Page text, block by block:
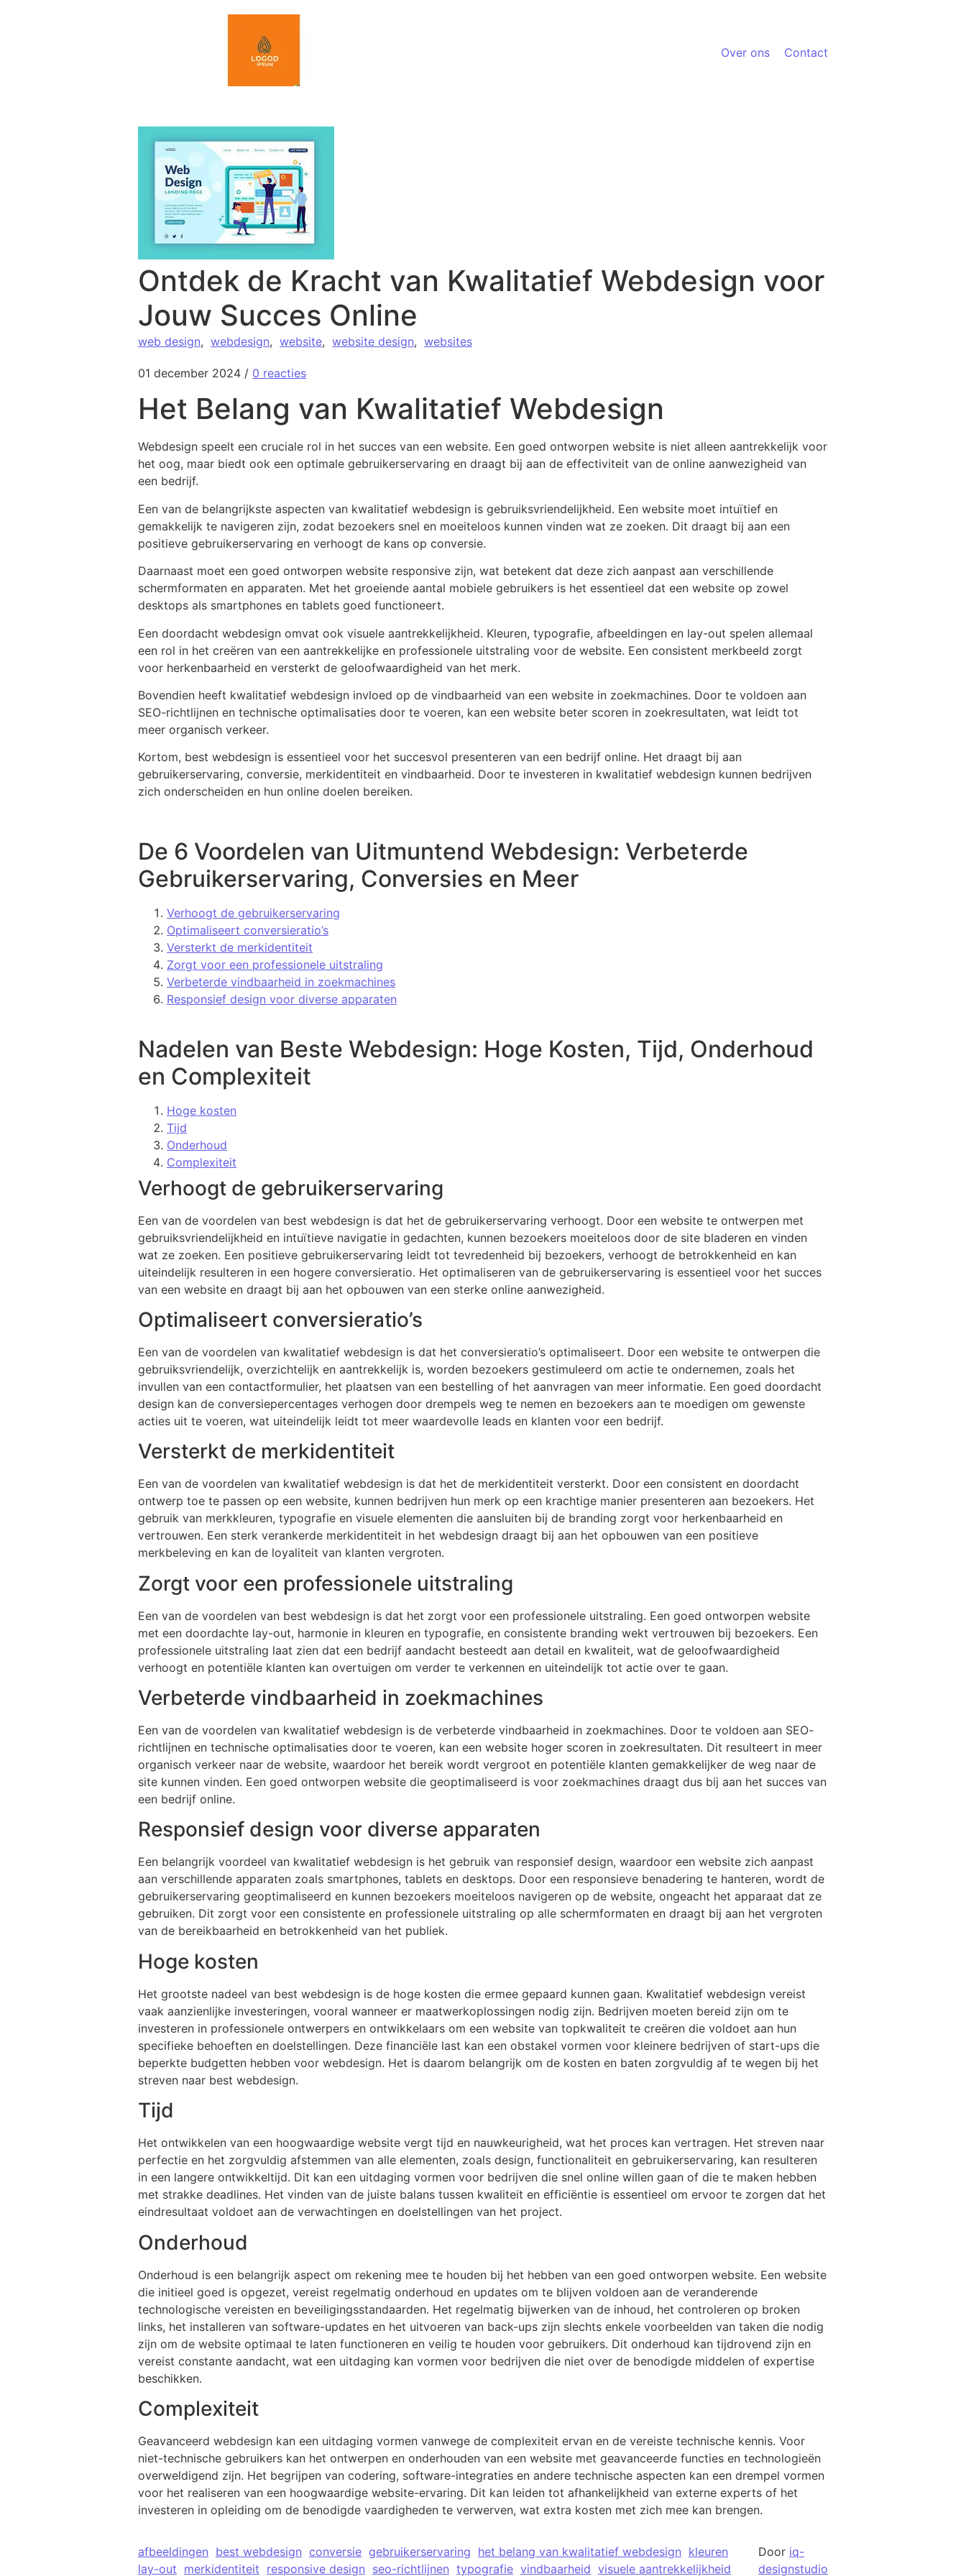
Over ons Contact
Ontdek de Kracht van Kwalitatief Webdesign voor
Jouw Succes Online
web design, webdesign, website, website design, websites
01 december 2024 / 0 reacties
Het Belang van Kwalitatief Webdesign
Webdesign speelt een cruciale rol in het succes van een website. Een goed ontworpen website is niet alleen aantrekkelijk voor
het oog, maar biedt ook een optimale gebruikerservaring en draagt bij aan de effectiviteit van de online aanwezigheid van
een bedrijf.
Een van de belangrijkste aspecten van kwalitatief webdesign is gebruiksvriendelijkheid. Een website moet intuïtief en
gemakkelijk te navigeren zijn, zodat bezoekers snel en moeiteloos kunnen vinden wat ze zoeken. Dit draagt bij aan een
positieve gebruikerservaring en verhoogt de kans op conversie.
Daarnaast moet een goed ontworpen website responsive zijn, wat betekent dat deze zich aanpast aan verschillende
schermformaten en apparaten. Met het groeiende aantal mobiele gebruikers is het essentieel dat een website op zowel
desktops als smartphones en tablets goed functioneert.
Een doordacht webdesign omvat ook visuele aantrekkelijkheid. Kleuren, typografie, afbeeldingen en lay-out spelen allemaal
een rol in het creëren van een aantrekkelijke en professionele uitstraling voor de website. Een consistent merkbeeld zorgt
voor herkenbaarheid en versterkt de geloofwaardigheid van het merk.
Bovendien heeft kwalitatief webdesign invloed op de vindbaarheid van een website in zoekmachines. Door te voldoen aan
SEO-richtlijnen en technische optimalisaties door te voeren, kan een website beter scoren in zoekresultaten, wat leidt tot
meer organisch verkeer.
Kortom, best webdesign is essentieel voor het succesvol presenteren van een bedrijf online. Het draagt bij aan
gebruikerservaring, conversie, merkidentiteit en vindbaarheid. Door te investeren in kwalitatief webdesign kunnen bedrijven
zich onderscheiden en hun online doelen bereiken.
De 6 Voordelen van Uitmuntend Webdesign: Verbeterde
Gebruikerservaring, Conversies en Meer
Verhoogt de gebruikerservaring
Optimaliseert conversieratio’s
Versterkt de merkidentiteit
Zorgt voor een professionele uitstraling
Verbeterde vindbaarheid in zoekmachines
Responsief design voor diverse apparaten
Nadelen van Beste Webdesign: Hoge Kosten, Tijd, Onderhoud
en Complexiteit
Hoge kosten
Tijd
Onderhoud
Complexiteit
Verhoogt de gebruikerservaring
Een van de voordelen van best webdesign is dat het de gebruikerservaring verhoogt. Door een website te ontwerpen met
gebruiksvriendelijkheid en intuïtieve navigatie in gedachten, kunnen bezoekers moeiteloos door de site bladeren en vinden
wat ze zoeken. Een positieve gebruikerservaring leidt tot tevredenheid bij bezoekers, verhoogt de betrokkenheid en kan
uiteindelijk resulteren in een hogere conversieratio. Het optimaliseren van de gebruikerservaring is essentieel voor het succes
van een website en draagt bij aan het opbouwen van een sterke online aanwezigheid.
Optimaliseert conversieratio’s
Een van de voordelen van kwalitatief webdesign is dat het conversieratio’s optimaliseert. Door een website te ontwerpen die
gebruiksvriendelijk, overzichtelijk en aantrekkelijk is, worden bezoekers gestimuleerd om actie te ondernemen, zoals het
invullen van een contactformulier, het plaatsen van een bestelling of het aanvragen van meer informatie. Een goed doordacht
design kan de conversiepercentages verhogen door drempels weg te nemen en bezoekers aan te moedigen om gewenste
acties uit te voeren, wat uiteindelijk leidt tot meer waardevolle leads en klanten voor een bedrijf.
Versterkt de merkidentiteit
Een van de voordelen van kwalitatief webdesign is dat het de merkidentiteit versterkt. Door een consistent en doordacht
ontwerp toe te passen op een website, kunnen bedrijven hun merk op een krachtige manier presenteren aan bezoekers. Het
gebruik van merkkleuren, typografie en visuele elementen die aansluiten bij de branding zorgt voor herkenbaarheid en
vertrouwen. Een sterk verankerde merkidentiteit in het webdesign draagt bij aan het opbouwen van een positieve
merkbeleving en kan de loyaliteit van klanten vergroten.
Zorgt voor een professionele uitstraling
Een van de voordelen van best webdesign is dat het zorgt voor een professionele uitstraling. Een goed ontworpen website
met een doordachte lay-out, harmonie in kleuren en typografie, en consistente branding wekt vertrouwen bij bezoekers. Een
professionele uitstraling laat zien dat een bedrijf aandacht besteedt aan detail en kwaliteit, wat de geloofwaardigheid
verhoogt en potentiële klanten kan overtuigen om verder te verkennen en uiteindelijk tot actie over te gaan.
Verbeterde vindbaarheid in zoekmachines
Een van de voordelen van kwalitatief webdesign is de verbeterde vindbaarheid in zoekmachines. Door te voldoen aan SEO-
richtlijnen en technische optimalisaties door te voeren, kan een website hoger scoren in zoekresultaten. Dit resulteert in meer
organisch verkeer naar de website, waardoor het bereik wordt vergroot en potentiële klanten gemakkelijker de weg naar de
site kunnen vinden. Een goed ontworpen website die geoptimaliseerd is voor zoekmachines draagt dus bij aan het succes van
een bedrijf online.
Responsief design voor diverse apparaten
Een belangrijk voordeel van kwalitatief webdesign is het gebruik van responsief design, waardoor een website zich aanpast
aan verschillende apparaten zoals smartphones, tablets en desktops. Door een responsieve benadering te hanteren, wordt de
gebruikerservaring geoptimaliseerd en kunnen bezoekers moeiteloos navigeren op de website, ongeacht het apparaat dat ze
gebruiken. Dit zorgt voor een consistente en professionele uitstraling op alle schermformaten en draagt bij aan het vergroten
van de bereikbaarheid en betrokkenheid van het publiek.
Hoge kosten
Het grootste nadeel van best webdesign is de hoge kosten die ermee gepaard kunnen gaan. Kwalitatief webdesign vereist
vaak aanzienlijke investeringen, vooral wanneer er maatwerkoplossingen nodig zijn. Bedrijven moeten bereid zijn om te
investeren in professionele ontwerpers en ontwikkelaars om een website van topkwaliteit te creëren die voldoet aan hun
specifieke behoeften en doelstellingen. Deze financiële last kan een obstakel vormen voor kleinere bedrijven of start-ups die
beperkte budgetten hebben voor webdesign. Het is daarom belangrijk om de kosten en baten zorgvuldig af te wegen bij het
streven naar best webdesign.
Tijd
Het ontwikkelen van een hoogwaardige website vergt tijd en nauwkeurigheid, wat het proces kan vertragen. Het streven naar
perfectie en het zorgvuldig afstemmen van alle elementen, zoals design, functionaliteit en gebruikerservaring, kan resulteren
in een langere ontwikkeltijd. Dit kan een uitdaging vormen voor bedrijven die snel online willen gaan of die te maken hebben
met strakke deadlines. Het vinden van de juiste balans tussen kwaliteit en efficiëntie is essentieel om ervoor te zorgen dat het
eindresultaat voldoet aan de verwachtingen en doelstellingen van het project.
Onderhoud
Onderhoud is een belangrijk aspect om rekening mee te houden bij het hebben van een goed ontworpen website. Een website
die initieel goed is opgezet, vereist regelmatig onderhoud en updates om te blijven voldoen aan de veranderende
technologische vereisten en beveiligingsstandaarden. Het regelmatig bijwerken van de inhoud, het controleren op broken
links, het installeren van software-updates en het uitvoeren van back-ups zijn slechts enkele voorbeelden van taken die nodig
zijn om de website optimaal te laten functioneren en veilig te houden voor gebruikers. Dit onderhoud kan tijdrovend zijn en
vereist constante aandacht, wat een uitdaging kan vormen voor bedrijven die niet over de benodigde middelen of expertise
beschikken.
Complexiteit
Geavanceerd webdesign kan een uitdaging vormen vanwege de complexiteit ervan en de vereiste technische kennis. Voor
niet-technische gebruikers kan het ontwerpen en onderhouden van een website met geavanceerde functies en technologieën
overweldigend zijn. Het begrijpen van codering, software-integraties en andere technische aspecten kan een drempel vormen
voor het realiseren van een hoogwaardige website-ervaring. Dit kan leiden tot afhankelijkheid van externe experts of het
investeren in opleiding om de benodigde vaardigheden te verwerven, wat extra kosten met zich mee kan brengen.
afbeeldingen best webdesign conversie gebruikerservaring het belang van kwalitatief webdesign kleuren
lay-out merkidentiteit responsive design seo-richtlijnen typografie vindbaarheid visuele aantrekkelijkheid
Door iq-
designstudio